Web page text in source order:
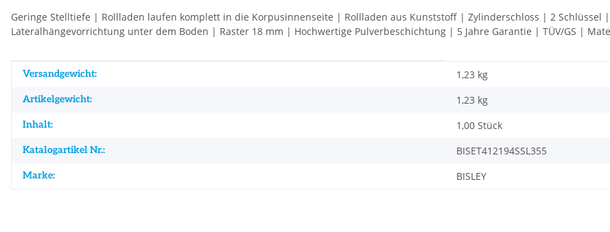
Geringe Stelltiefe | Rollladen laufen komplett in die Korpusinnenseite | Rollladen aus Kunststoff | Zylinderschloss | 2 Schlüssel
Lateralhängevorrichtung unter dem Boden | Raster 18 mm | Hochwertige Pulverbeschichtung | 5 Jahre Garantie | TÜV/GS |
Produkteigenschaft
Wert
Versandgewicht: 1,23 kg
Artikelgewicht: 1,23 kg
Inhalt: 1,00 Stück
Katalogartikel Nr.: BISET412194SSL355
Marke: BISLEY